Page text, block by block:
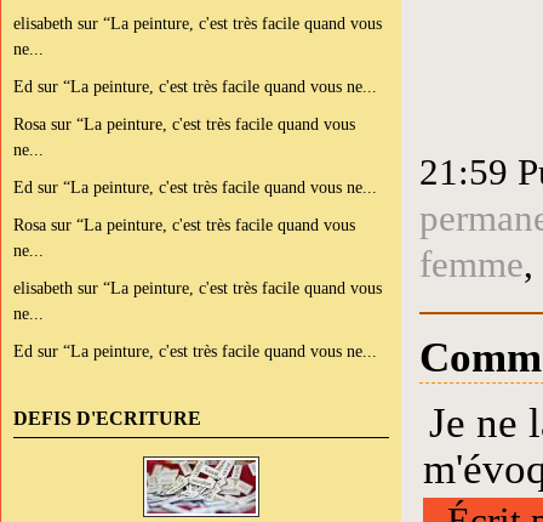
elisabeth sur “La peinture, c'est très facile quand vous
ne...
Ed sur “La peinture, c'est très facile quand vous ne...
Rosa sur “La peinture, c'est très facile quand vous
ne...
Ed sur “La peinture, c'est très facile quand vous ne...
Rosa sur “La peinture, c'est très facile quand vous
ne...
elisabeth sur “La peinture, c'est très facile quand vous
ne...
Ed sur “La peinture, c'est très facile quand vous ne...
DEFIS D'ECRITURE
21:59
femme,
Je ne